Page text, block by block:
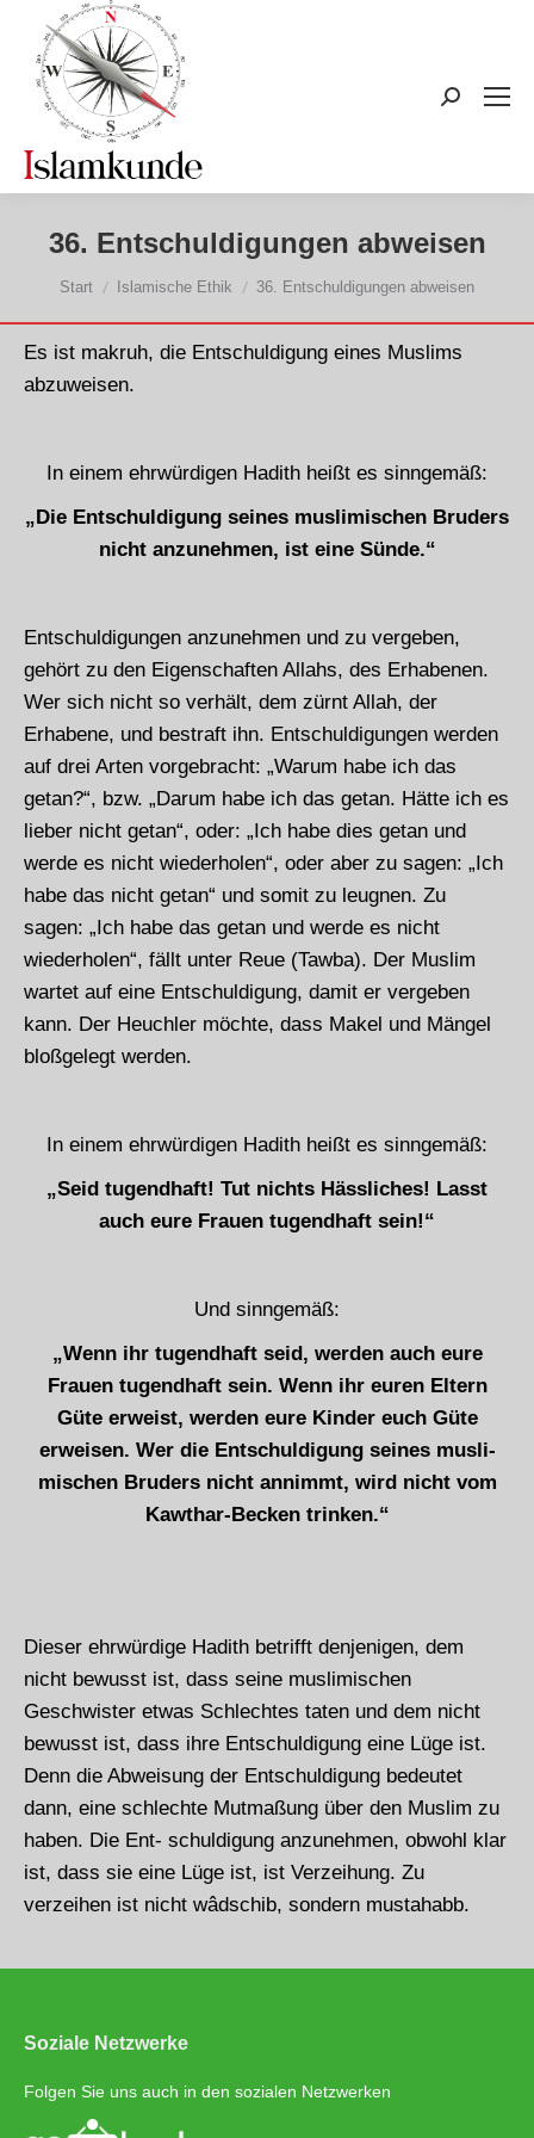
Search:
36. Entschuldigungen abweisen
Sie befinden sich hier:
Start Islamische Ethik 36. Entschuldigungen abweisen
Es ist makruh, die Entschuldigung eines Muslims
abzuweisen.
In einem ehrwürdigen Hadith heißt es sinngemäß:
„Die Entschuldigung seines muslimischen Bruders
nicht anzunehmen, ist eine Sünde.“
Entschuldigungen anzunehmen und zu vergeben,
gehört zu den Eigenschaften Allahs, des Erhabenen.
Wer sich nicht so verhält, dem zürnt Allah, der
Erhabene, und bestraft ihn. Entschuldigungen werden
auf drei Arten vorgebracht: „Warum habe ich das
getan?“, bzw. „Darum habe ich das getan. Hätte ich es
lieber nicht getan“, oder: „Ich habe dies getan und
werde es nicht wiederholen“, oder aber zu sagen: „Ich
habe das nicht getan“ und somit zu leugnen. Zu
sagen: „Ich habe das getan und werde es nicht
wiederholen“, fällt unter Reue (Tawba). Der Muslim
wartet auf eine Entschuldigung, damit er vergeben
kann. Der Heuchler möchte, dass Makel und Mängel
bloßgelegt werden.
In einem ehrwürdigen Hadith heißt es sinngemäß:
„Seid tugendhaft! Tut nichts Hässliches! Lasst
auch eure Frauen tugendhaft sein!“
Und sinngemäß:
„Wenn ihr tugendhaft seid, werden auch eure
Frauen tugendhaft sein. Wenn ihr euren Eltern
Güte erweist, werden eure Kinder euch Güte
erweisen. Wer die Entschuldigung seines musli-
mischen Bruders nicht annimmt, wird nicht vom
Kawthar-Becken trinken.“
Dieser ehrwürdige Hadith betrifft denjenigen, dem
nicht bewusst ist, dass seine muslimischen
Geschwister etwas Schlechtes taten und dem nicht
bewusst ist, dass ihre Entschuldigung eine Lüge ist.
Denn die Abweisung der Entschuldigung bedeutet
dann, eine schlechte Mutmaßung über den Muslim zu
haben. Die Ent- schuldigung anzunehmen, obwohl klar
ist, dass sie eine Lüge ist, ist Verzeihung. Zu
verzeihen ist nicht wâdschib, sondern mustahabb.
Soziale Netzwerke
Folgen Sie uns auch in den sozialen Netzwerken